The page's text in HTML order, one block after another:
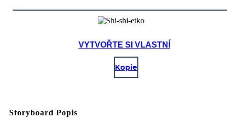
VYTVOŘTE SI VLASTNÍ
Kopie
Storyboard Popis